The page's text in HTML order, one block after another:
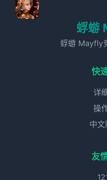
蜉蝣
蜉蝣 Mayfly
快
详
操
中
友